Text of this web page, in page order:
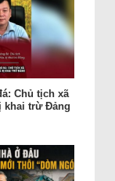
Chủ tịch xã
khai trừ Đảng